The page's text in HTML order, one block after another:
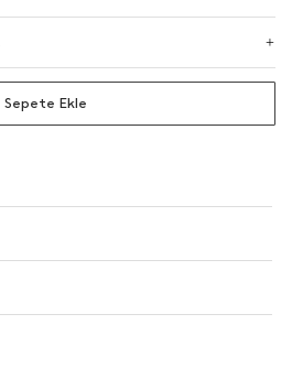
Sepete Ekle